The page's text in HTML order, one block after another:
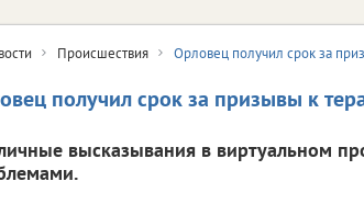
Происшествия Орловец получил срок за
получил срок за призывы к
высказывания в виртуальном